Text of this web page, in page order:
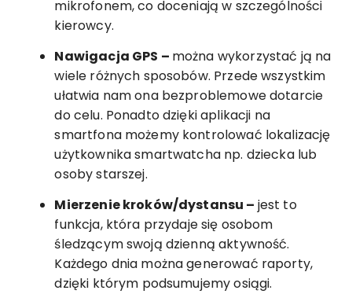
mikrofonem, co doceniają w szczególności
kierowcy.
Nawigacja GPS – można wykorzystać ją na
wiele różnych sposobów. Przede wszystkim
ułatwia nam ona bezproblemowe dotarcie
do celu. Ponadto dzięki aplikacji na
smartfona możemy kontrolować lokalizację
użytkownika smartwatcha np. dziecka lub
osoby starszej.
Mierzenie kroków/dystansu – jest to
funkcja, która przydaje się osobom
śledzącym swoją dzienną aktywność.
Każdego dnia można generować raporty,
dzięki którym podsumujemy osiągi.